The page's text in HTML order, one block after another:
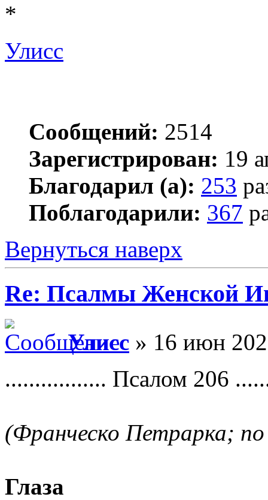
*
Улисс
Сообщений: 2514
Зарегистрирован: 19
Благодарил (а): 253
Поблагодарили: 367
Вернуться наверх
Re: Псалмы Женской
Улисс » 16 июн
................. Псалом 206
(Франческо Петрарка;
Глаза